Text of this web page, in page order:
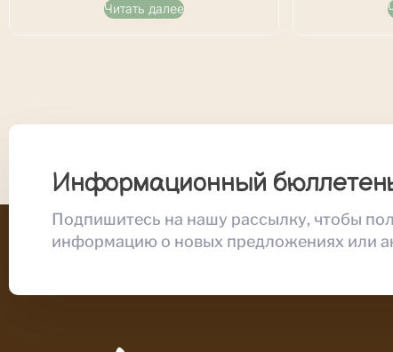
Читать далее
Информационный
Подпишитесь на нашу рассылку, чтобы
информацию о новых предложениях или